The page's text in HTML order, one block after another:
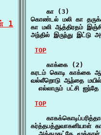
1
    கா (3)
கொண்டல் மலி கா
கா மலி ஆத்திரதம்
அந்தில் இருந்து
TOP
    காக்கை (2)
கரடம் கொடி காக்கை
வல்லீறொடு ஆந்தை
எல்லாரும் பட்சி
TOP
கர்த்தபத்துவாகனியாள்